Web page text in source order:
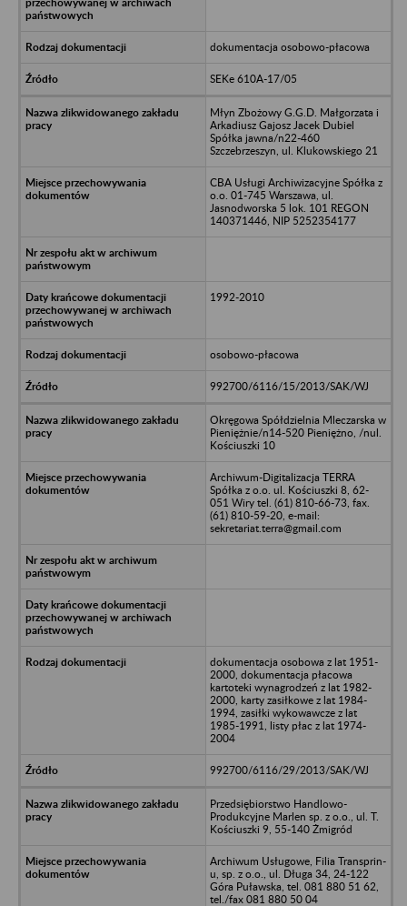
dokumentacja osobowo-płacowa
SEKe 610A-17/05
Młyn Zbożowy G.G.D. Małgorzata i
Arkadiusz Gajosz Jacek Dubiel
Spółka jawna/n22-460
Szczebrzeszyn, ul. Klukowskiego 21
CBA Usługi Archiwizacyjne Spółka z
o.o. 01-745 Warszawa, ul.
Jasnodworska 5 lok. 101 REGON
140371446, NIP 5252354177
1992-2010
osobowo-płacowa
992700/6116/15/2013/SAK/WJ
Okręgowa Spółdzielnia Mleczarska w
Pieniężnie/n14-520 Pieniężno, /nul.
Kościuszki 10
Archiwum-Digitalizacja TERRA
Spółka z o.o. ul. Kościuszki 8, 62-
051 Wiry tel. (61) 810-66-73, fax.
(61) 810-59-20, e-mail:
sekretariat.terra@gmail.com
dokumentacja osobowa z lat 1951-
2000, dokumentacja płacowa
kartoteki wynagrodzeń z lat 1982-
2000, karty zasiłkowe z lat 1984-
1994, zasiłki wykowawcze z lat
1985-1991, listy płac z lat 1974-
2004
992700/6116/29/2013/SAK/WJ
Przedsiębiorstwo Handlowo-
Produkcyjne Marlen sp. z o.o., ul. T.
Kościuszki 9, 55-140 Żmigród
Archiwum Usługowe, Filia Transprin-
u, sp. z o.o., ul. Długa 34, 24-122
Góra Puławska, tel. 081 880 51 62,
tel./fax 081 880 50 04